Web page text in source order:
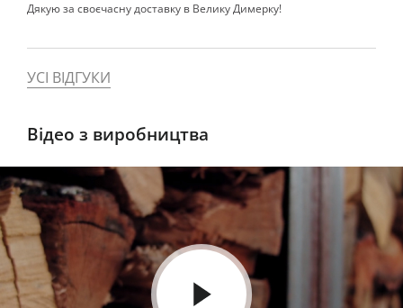
Дякую за своєчасну доставку в Велику Димерку!
УСІ ВІДГУКИ
Відео з виробництва